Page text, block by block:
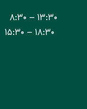
۸:۳۰ – ۱۳:۳۰
۱۵:۳۰ – ۱۸:۳۰